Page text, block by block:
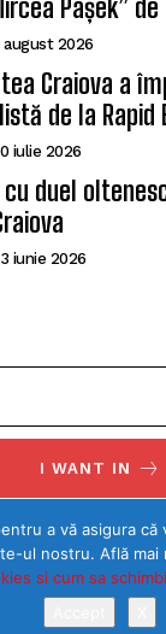
Pașek”
august 2026
Craiova a
de la Rapid
iulie 2026
duel
iunie 2026
I WANT IN
thePrivacy
a vă asigura că
ul nostru. Află mai
si cum sa